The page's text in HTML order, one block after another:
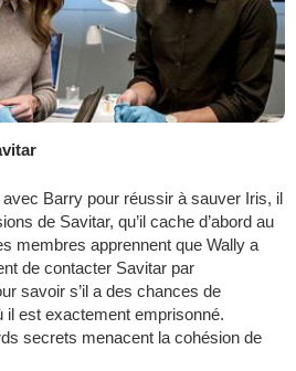
avec Barry pour réussir à sauver Iris, il
de Savitar, qu’il cache d’abord au
membres apprennent que Wally a
de contacter Savitar par
savoir s’il a des chances de
il est exactement emprisonné.
secrets menacent la cohésion de